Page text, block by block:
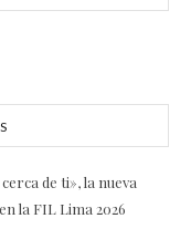
de ti», la nueva
la FIL Lima 2026